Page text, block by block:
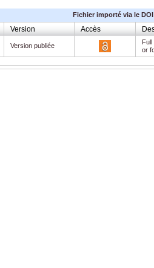
Fichier importé via le DOI
Version Accès
Version publiée
or